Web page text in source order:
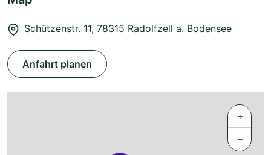
Schützenstr. 11, 78315 Radolfzell a. Bodensee
Anfahrt planen
+
−